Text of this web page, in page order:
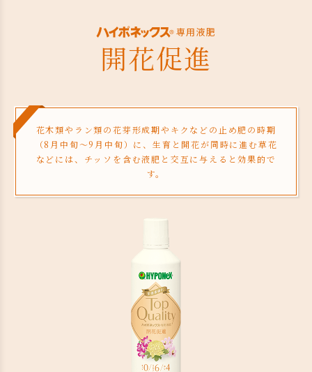
専用液肥
開花促進
花木類やラン類の花芽形成期やキクなどの止め肥の時期
（8月中旬〜9月中旬）に、生育と開花が同時に進む草花
などには、チッソを含む液肥と交互に与えると効果的で
す。